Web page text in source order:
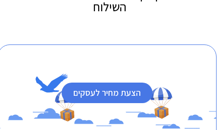
השילוח
הצעת מחיר לעסקים